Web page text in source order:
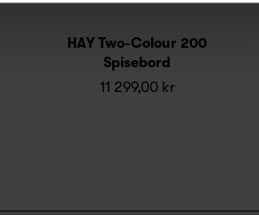
HAY Two-Colour 200
Spisebord
11 299,00 kr